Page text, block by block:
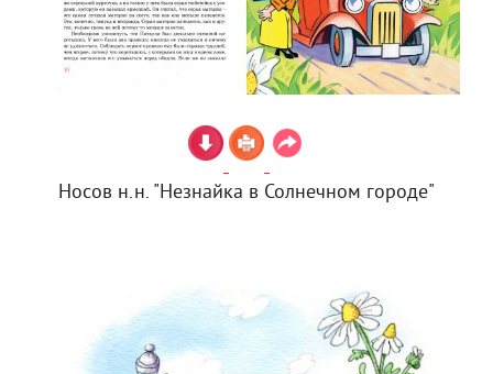
Носов н.н. "Незнайка в Солнечном городе"